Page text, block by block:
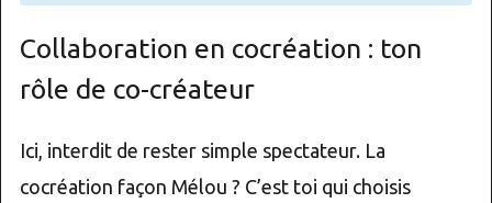
Collaboration en cocréation : ton
rôle de co-créateur
Ici, interdit de rester simple spectateur. La
cocréation façon Mélou ? C’est toi qui choisis